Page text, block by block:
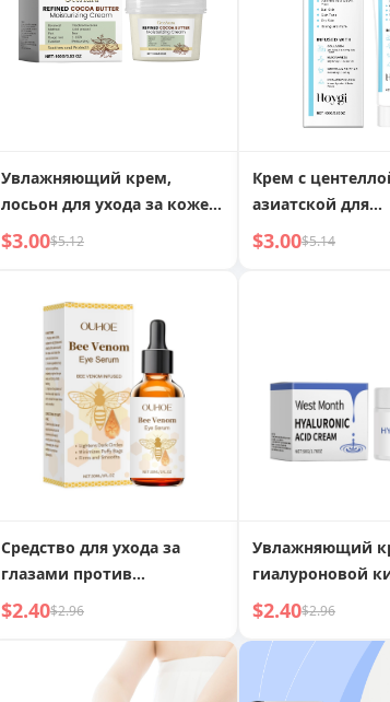
Увлажняющий крем,
лосьон для ухода за кожей,
увлажняющий
$3.00$5.12
Крем с
азиатской для
уменьшения
увлажнения
$3.00$5.14
Средство для ухода за
глазами против
отечности, подтягивающее
и увлажняющее
$2.40$2.96
Увлажняющий
гиалуроновой
$2.40$2.96